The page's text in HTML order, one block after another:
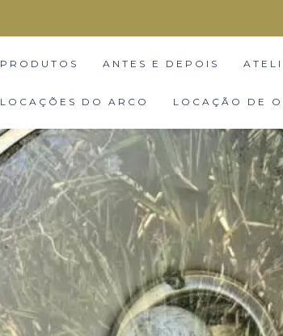
PRODUTOS ANTES E DEPOIS
LOCAÇÕES DO ARCO LOCAÇÃO DE